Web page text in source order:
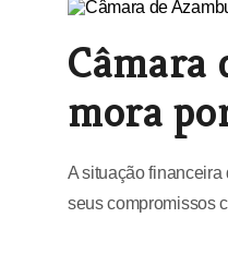
Câmara
mora
A situação
seus compromissos